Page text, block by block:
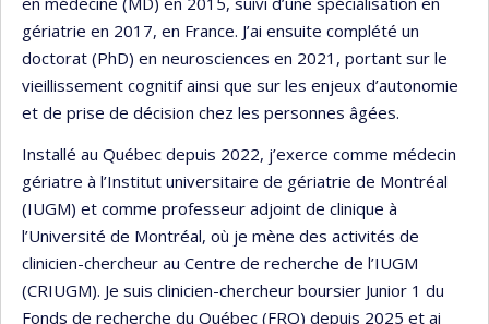
gériatrie en 2017, en France. J’ai ensuite complété un
doctorat (PhD) en neurosciences en 2021, portant sur le
vieillissement cognitif ainsi que sur les enjeux d’autonomie
et de prise de décision chez les personnes âgées.
Installé au Québec depuis 2022, j’exerce comme médecin
gériatre à l’Institut universitaire de gériatrie de Montréal
(IUGM) et comme professeur adjoint de clinique à
l’Université de Montréal, où je mène des activités de
clinicien-chercheur au Centre de recherche de l’IUGM
(CRIUGM). Je suis clinicien-chercheur boursier Junior 1 du
Fonds de recherche du Québec (FRQ) depuis 2025 et ai